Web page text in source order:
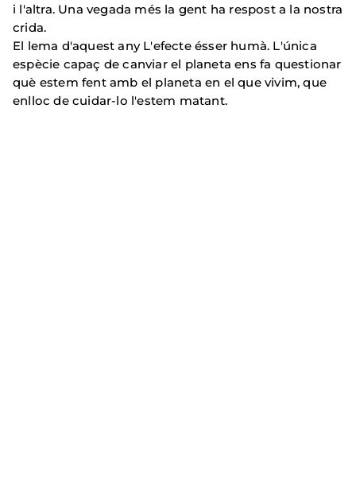
i l'altra. Una vegada més la gent ha respost a la nostra
crida.
El lema d'aquest any L'efecte ésser humà. L'única
espècie capaç de canviar el planeta ens fa questionar
què estem fent amb el planeta en el que vivim, que
enlloc de cuidar-lo l'estem matant.